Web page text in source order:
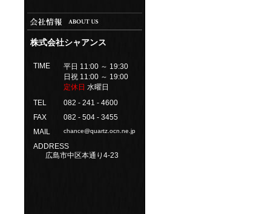
株式会社シャアンス
TIME
平日 11:00 ～ 19:30
日祝 11:00 ～ 19:00
定休日 水曜日
TEL
082 - 241 - 4600
FAX
082 - 504 - 3455
MAIL
chance@quartz.ocn.ne.jp
ADDRESS
広島市中区本通り4-23